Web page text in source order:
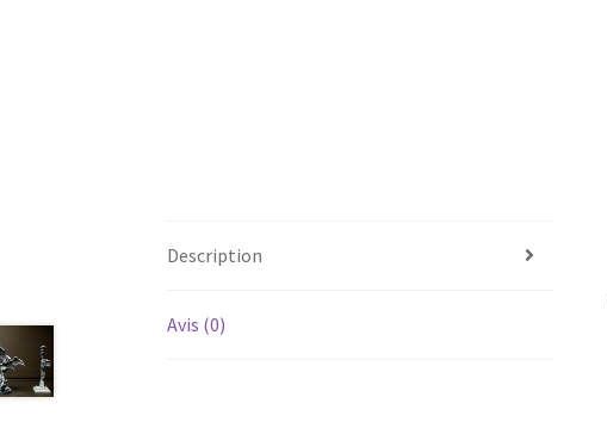
Description
Avis (0)